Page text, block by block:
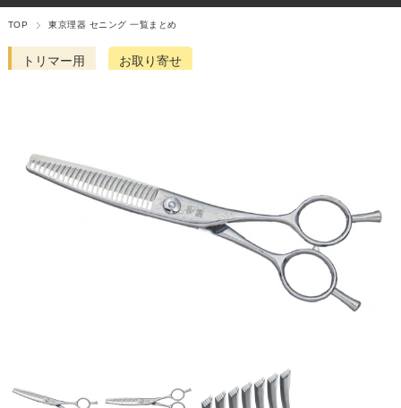
TOP 東京理器 セニング 一覧まとめ
トリマー用 お取り寄せ